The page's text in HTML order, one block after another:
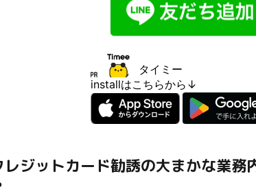
タイミー
installはこちらから↓
ジットカード勧誘の大まかな業務